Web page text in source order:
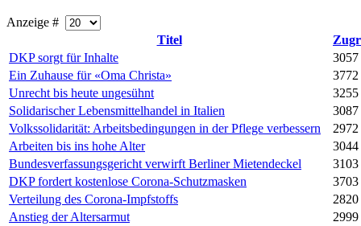
Anzeige #
Titel
DKP sorgt für Inhalte
3057
Ein Zuhause für «Oma Christa»
3772
Unrecht bis heute ungesühnt
3255
Solidarischer Lebensmittelhandel in Italien
3087
Volkssolidarität: Arbeitsbedingungen in der Pflege verbessern
2972
Arbeiten bis ins hohe Alter
3044
Bundes­verfassungs­gericht verwirft Berliner Mietendeckel
3103
DKP fordert kostenlose Corona-Schutzmasken
3703
Verteilung des Corona-Impfstoffs
2820
Anstieg der Altersarmut
2999